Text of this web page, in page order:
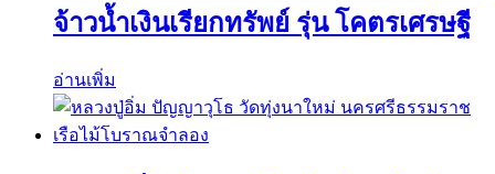
จ้าวน้ำเงินเรียกทรัพย์ รุ่น โคตรเศรษฐี
อ่านเพิ่ม